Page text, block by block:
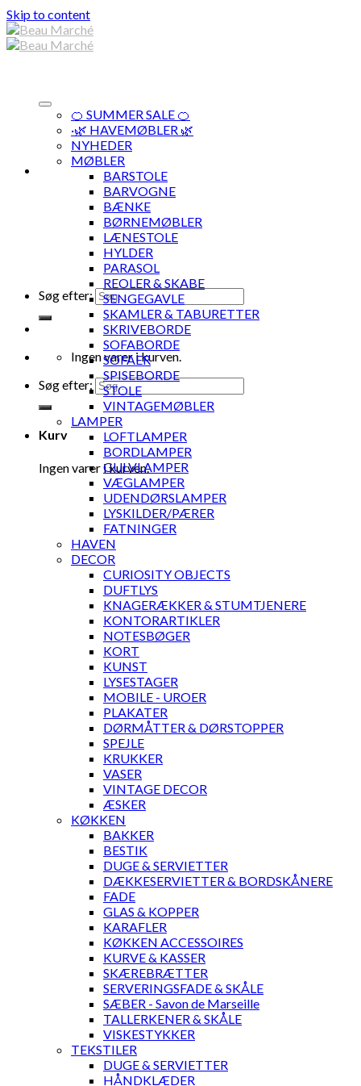
Skip to content
Søg efter:
Ingen varer i kurven.
Søg efter:
Kurv
Ingen varer i kurven.
🍊 SUMMER SALE 🍊
·🌿 HAVEMØBLER 🌿
NYHEDER
MØBLER
BARSTOLE
BARVOGNE
BÆNKE
BØRNEMØBLER
LÆNESTOLE
HYLDER
PARASOL
REOLER & SKABE
SENGEGAVLE
SKAMLER & TABURETTER
SKRIVEBORDE
SOFABORDE
SOFAER
SPISEBORDE
STOLE
VINTAGEMØBLER
LAMPER
LOFTLAMPER
BORDLAMPER
GULVLAMPER
VÆGLAMPER
UDENDØRSLAMPER
LYSKILDER/PÆRER
FATNINGER
HAVEN
DECOR
CURIOSITY OBJECTS
DUFTLYS
KNAGERÆKKER & STUMTJENERE
KONTORARTIKLER
NOTESBØGER
KORT
KUNST
LYSESTAGER
MOBILE - UROER
PLAKATER
DØRMÅTTER & DØRSTOPPER
SPEJLE
KRUKKER
VASER
VINTAGE DECOR
ÆSKER
KØKKEN
BAKKER
BESTIK
DUGE & SERVIETTER
DÆKKESERVIETTER & BORDSKÅNERE
FADE
GLAS & KOPPER
KARAFLER
KØKKEN ACCESSOIRES
KURVE & KASSER
SKÆREBRÆTTER
SERVERINGSFADE & SKÅLE
SÆBER - Savon de Marseille
TALLERKENER & SKÅLE
VISKESTYKKER
TEKSTILER
DUGE & SERVIETTER
HÅNDKLÆDER